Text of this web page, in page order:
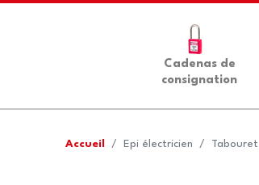
Cadenas de
consignation
Accueil Epi électricien